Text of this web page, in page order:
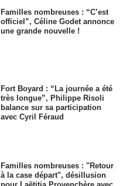
Familles nombreuses : “C’est
officiel”, Céline Godet annonce
une grande nouvelle !
Fort Boyard : “La journée a été
très longue”, Philippe Risoli
balance sur sa participation
avec Cyril Féraud
Familles nombreuses : "Retour
à la case départ", désillusion